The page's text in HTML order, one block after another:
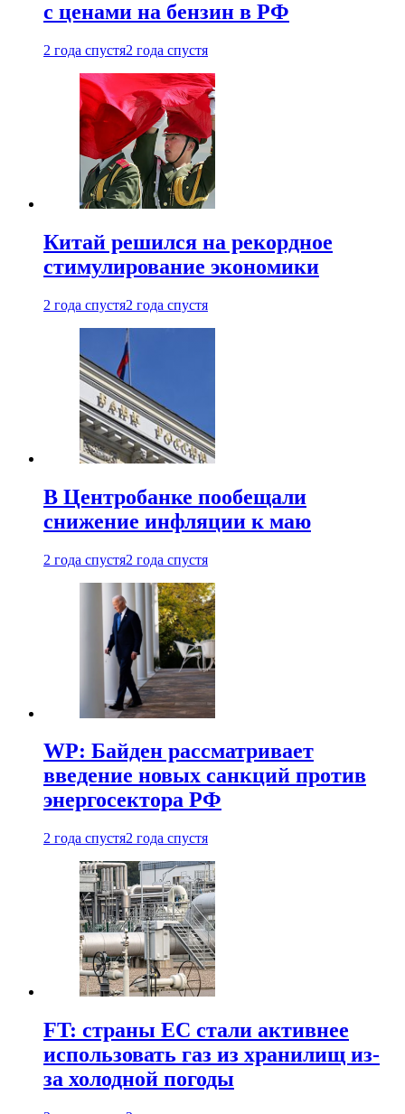
с ценами на бензин в РФ
2 года спустя2 года спустя
Китай решился на рекордное
стимулирование экономики
2 года спустя2 года спустя
В Центробанке пообещали
снижение инфляции к маю
2 года спустя2 года спустя
WP: Байден рассматривает
введение новых санкций против
энергосектора РФ
2 года спустя2 года спустя
FT: страны ЕС стали активнее
использовать газ из хранилищ из-
за холодной погоды